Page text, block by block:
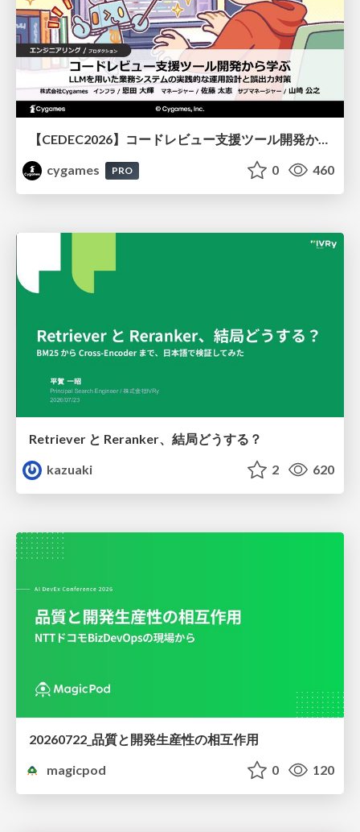
【CEDEC2026】コードレビュー支援ツール開発から学ぶ：LLMを用いた業務システムの実践的な運用設計と誤出力対策
cygames
PRO 0 460
Retriever と Reranker、結局どうする？
kazuaki
2 620
20260722_品質と開発生産性の相互作用
magicpod
0 120